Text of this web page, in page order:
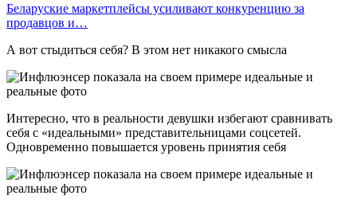
Беларуские маркетплейсы усиливают конкуренцию за
продавцов и…
А вот стыдиться себя? В этом нет никакого смысла
Интересно, что в реальности девушки избегают сравнивать
себя с «идеальными» представительницами соцсетей.
Одновременно повышается уровень принятия себя